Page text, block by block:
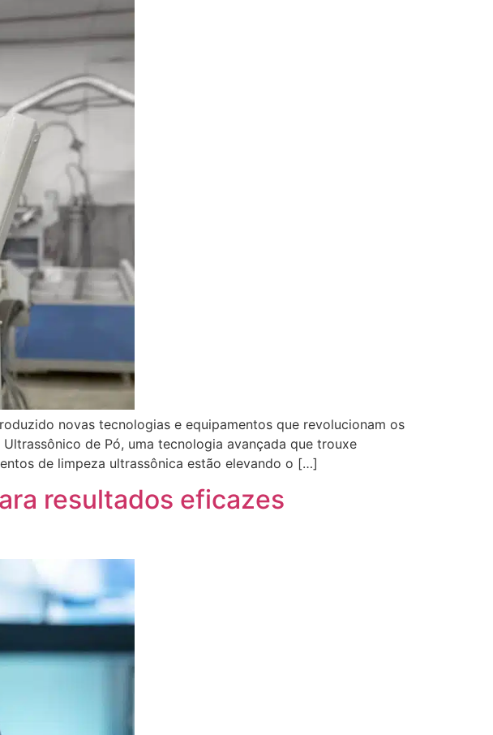
novas tecnologias e equipamentos que revolucionam os
de Pó, uma tecnologia avançada que trouxe
de limpeza ultrassônica estão elevando o […]
resultados eficazes